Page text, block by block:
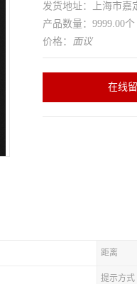
发货地址：上海市嘉
产品数量：9999.00个
价格： 面议
在线
距离
提示方式